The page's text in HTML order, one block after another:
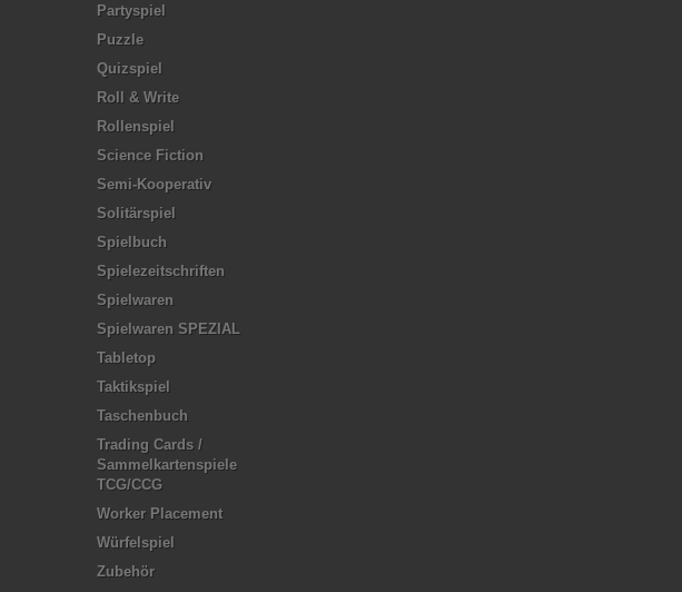
Partyspiel
Puzzle
Quizspiel
Roll & Write
Rollenspiel
Science Fiction
Semi-Kooperativ
Solitärspiel
Spielbuch
Spielezeitschriften
Spielwaren
Spielwaren SPEZIAL
Tabletop
Taktikspiel
Taschenbuch
Trading Cards /
Sammelkartenspiele
TCG/CCG
Worker Placement
Würfelspiel
Zubehör